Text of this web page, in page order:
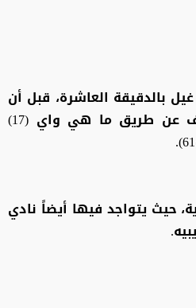
بالدقيقة العاشرة، قبل أن
يرد ايسترن بثلاثة أهداف عن طريق ما هي واي (17)
حيث يتواجد فيها أيضاً نادي